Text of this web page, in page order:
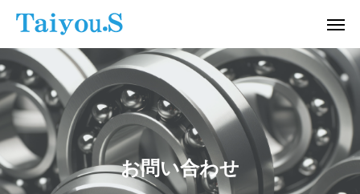
お問い合わせ